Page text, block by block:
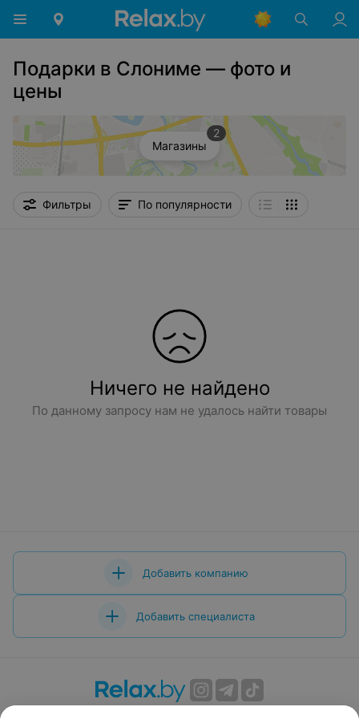
Подарки в Слониме — фото и
цены
Магазины
2
Фильтры По популярности
Ничего не найдено
По данному запросу нам не удалось найти товары
Добавить компанию
Добавить специалиста